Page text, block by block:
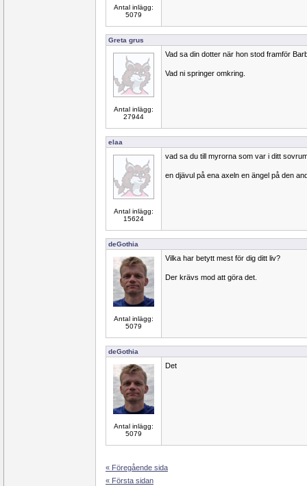
Antal inlägg:
5079
Greta grus
Antal inlägg:
27944
Vad sa din dotter när hon stod framför
Vad ni springer omkring.
elaa
Antal inlägg:
15624
vad sa du till myrorna som var i ditt
en djävul på ena axeln en ängel på den
deGothia
Antal inlägg:
5079
Vilka har betytt mest för dig ditt liv?
Der krävs mod att göra det.
deGothia
Antal inlägg:
5079
Det
« Föregående sida
« Första sidan